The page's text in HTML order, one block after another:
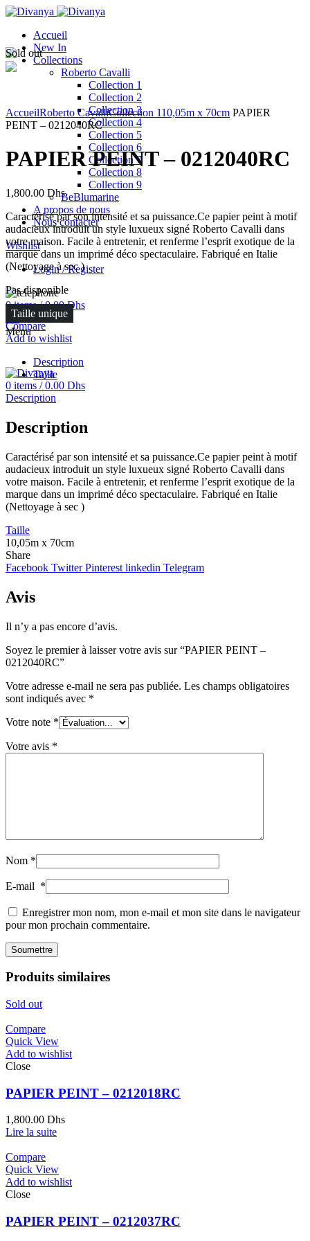
Accueil
New In
Collections
Roberto Cavalli
Collection 1
Collection 2
Collection 3
Collection 4
Collection 5
Collection 6
Collection 7
Collection 8
Collection 9
BeBlumarine
A propos de nous
Nous contacter
Wishlist
Login / Register
0items / 0.00Dhs
FR
Menu
0 items / 0.00 Dhs
Sold out
AccueilRoberto CavalliCollection 110,05m x 70cm PAPIER
PEINT – 0212040RC
PAPIER PEINT – 0212040RC
1,800.00 Dhs
Caractérisé par son intensité et sa puissance.Ce papier peint à motif
audacieux introduit un style luxueux signé Roberto Cavalli dans
votre maison. Facile à entretenir, et renferme l’esprit exotique de la
marque dans un imprimé déco spectaculaire. Fabriqué en Italie
(Nettoyage à sec )
Pas disponible
Taille unique
Compare
Add to wishlist
Description
Taille
Description
Description
Caractérisé par son intensité et sa puissance.Ce papier peint à motif
audacieux introduit un style luxueux signé Roberto Cavalli dans
votre maison. Facile à entretenir, et renferme l’esprit exotique de la
marque dans un imprimé déco spectaculaire. Fabriqué en Italie
(Nettoyage à sec )
Taille
10,05m x 70cm
Share
Facebook Twitter Pinterest linkedin Telegram
Avis
Il n’y a pas encore d’avis.
Soyez le premier à laisser votre avis sur “PAPIER PEINT –
0212040RC”
Votre adresse e-mail ne sera pas publiée. Les champs obligatoires
sont indiqués avec *
Votre note *
Votre avis *
Nom *
E-mail *
Enregistrer mon nom, mon e-mail et mon site dans le navigateur
pour mon prochain commentaire.
Produits similaires
Sold out
Compare
Quick View
Add to wishlist
Close
PAPIER PEINT – 0212018RC
1,800.00 Dhs
Lire la suite
Compare
Quick View
Add to wishlist
Close
PAPIER PEINT – 0212037RC